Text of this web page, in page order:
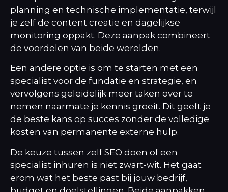
planning en technische implementatie, terwijl
je zelf de content creatie en dagelijkse
monitoring oppakt. Deze aanpak combineert
de voordelen van beide werelden.
Een andere optie is om te starten met een
specialist voor de fundatie en strategie, en
vervolgens geleidelijk meer taken over te
nemen naarmate je kennis groeit. Dit geeft je
de beste kans op succes zonder de volledige
kosten van permanente externe hulp.
De keuze tussen zelf SEO doen of een
specialist inhuren is niet zwart-wit. Het gaat
erom wat het beste past bij jouw bedrijf,